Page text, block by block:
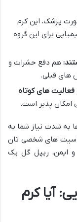
پزشک، این کرم
برای این گروه
هم دفع حشرات و
های قبلی.
های کوتاه
امکان پذیر است.
به شدت نیاز شما به
های شخصی تان
ایمن، ریپل گل یک
آیا کرم